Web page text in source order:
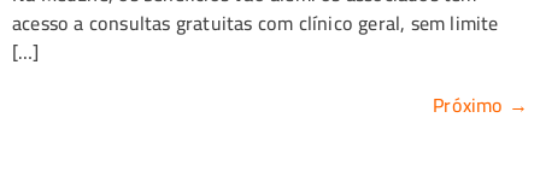
acesso a consultas gratuitas com clínico geral, sem limite
[…]
Próximo →